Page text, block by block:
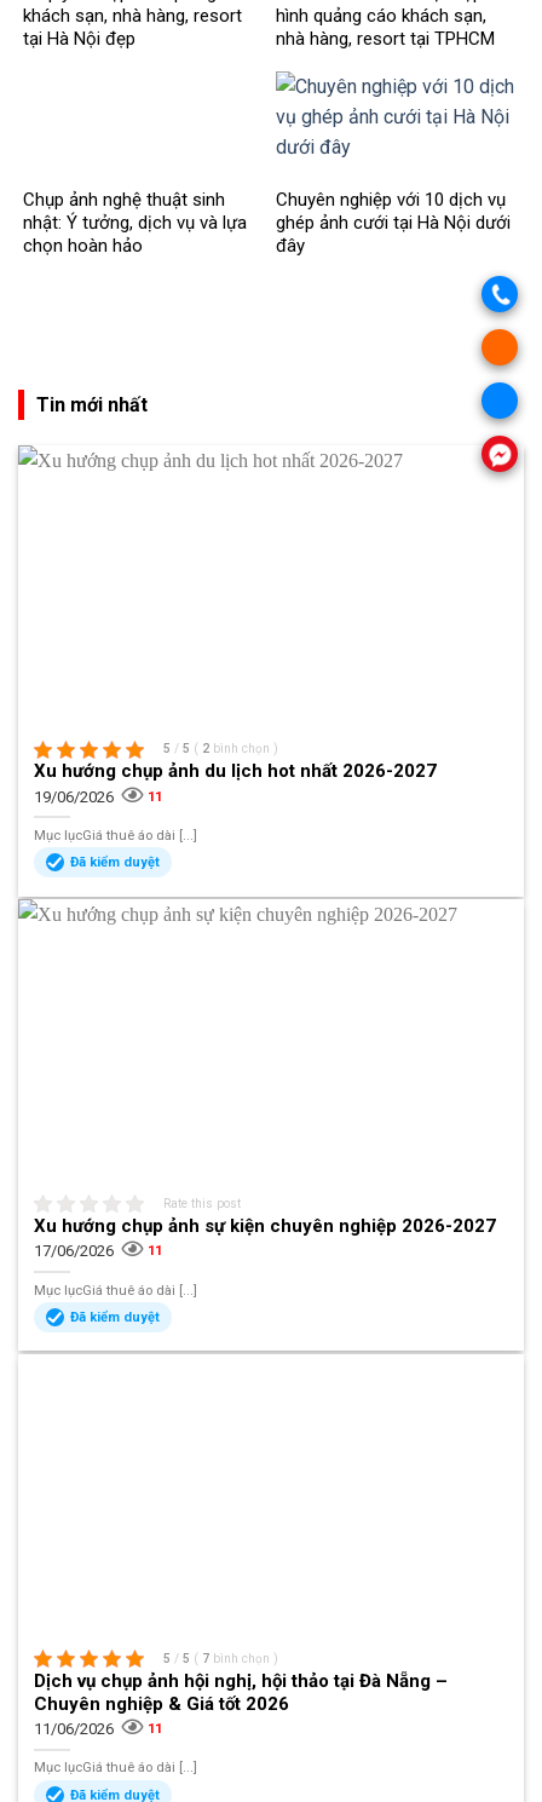
khách sạn, nhà hàng, resort
tại Hà Nội đẹp
hình quảng cáo khách sạn,
nhà hàng, resort tại TPHCM
Chụp ảnh nghệ thuật sinh
nhật: Ý tưởng, dịch vụ và lựa
chọn hoàn hảo
Chuyên nghiệp với 10 dịch vụ
ghép ảnh cưới tại Hà Nội dưới
đây
Tin mới nhất
5 / 5 ( 2 bình chọn )
Xu hướng chụp ảnh du lịch hot nhất 2026-2027
19/06/2026 11
Mục lụcGiá thuê áo dài [...]
Đã kiểm duyệt
Rate this post
Xu hướng chụp ảnh sự kiện chuyên nghiệp 2026-2027
17/06/2026 11
Mục lụcGiá thuê áo dài [...]
Đã kiểm duyệt
5 / 5 ( 7 bình chọn )
Dịch vụ chụp ảnh hội nghị, hội thảo tại Đà Nẵng –
Chuyên nghiệp & Giá tốt 2026
11/06/2026 11
Mục lụcGiá thuê áo dài [...]
Đã kiểm duyệt